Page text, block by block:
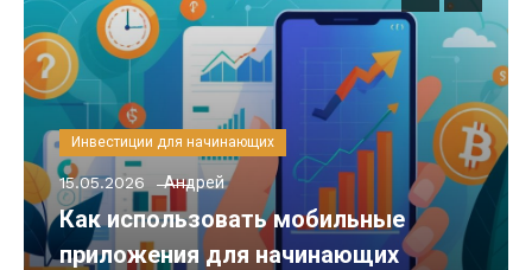
Инвестиции для начинающих
15.05.2026 Андрей
Как использовать мобильные
приложения для начинающих